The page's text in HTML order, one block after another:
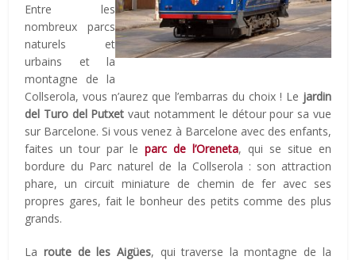
Entre les
nombreux parcs
naturels et
urbains et la
montagne de la
Collserola, vous n’aurez que l’embarras du choix ! Le jardin
del Turo del Putxet vaut notamment le détour pour sa vue
sur Barcelone. Si vous venez à Barcelone avec des enfants,
faites un tour par leparc de l’Oreneta, qui se situe en
bordure du Parc naturel de la Collserola : son attraction
phare, un circuit miniature de chemin de fer avec ses
propres gares, fait le bonheur des petits comme des plus
grands.
La route de les Aigües, qui traverse la montagne de la